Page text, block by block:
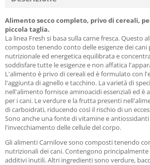
Alimento secco completo, privo di cereali,
piccola taglia.
La linea Fresh si basa sulla carne fresca. Questo
composto tenendo conto delle esigenze dei cani
nutrizionale ed energetica equilibrata e
soddisfare tutte le esigenze e non affatica
L'alimento è privo di cereali ed è formulato con
l'aggiunta di agnello e tacchino. La varietà di
nell'alimento fornisce aminoacidi essenziali ed è
per i cani. Le verdure e la frutta presenti
di carboidrati, riducendo così il rischio di un
Sono anche una fonte di vitamine e
l'invecchiamento delle cellule del corpo.
Gli alimenti Carnilove sono composti tenendo
nutrizionali dei cani. Contengono principalmente
additivi inutili. Altri ingredienti sono verdure,